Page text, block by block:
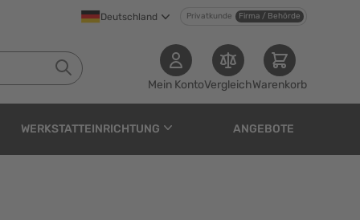
Deutschland Privatkunde Firma / Behörde
Mein KontoVergleichWarenkorb
WERKSTATTEINRICHTUNG ANGEBOTE